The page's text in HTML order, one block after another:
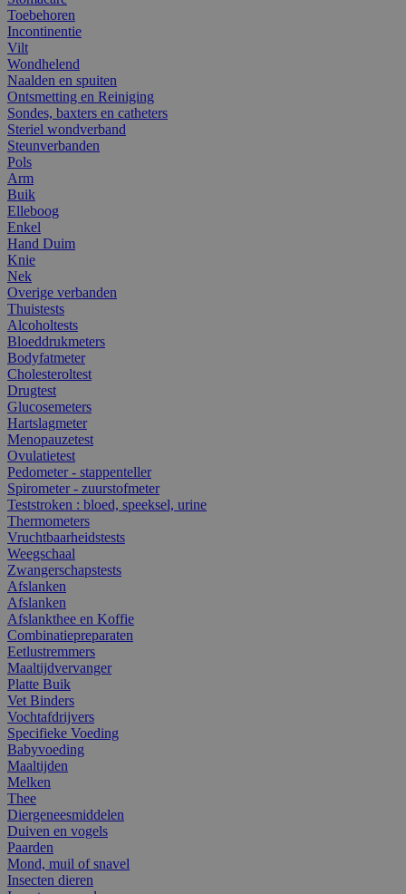
Toebehoren
Incontinentie
Vilt
Wondhelend
Naalden en spuiten
Ontsmetting en Reiniging
Sondes, baxters en catheters
Steriel wondverband
Steunverbanden
Pols
Arm
Buik
Elleboog
Enkel
Hand Duim
Knie
Nek
Overige verbanden
Thuistests
Alcoholtests
Bloeddrukmeters
Bodyfatmeter
Cholesteroltest
Drugtest
Glucosemeters
Hartslagmeter
Menopauzetest
Ovulatietest
Pedometer - stappenteller
Spirometer - zuurstofmeter
Teststroken : bloed, speeksel, urine
Thermometers
Vruchtbaarheidstests
Weegschaal
Zwangerschapstests
Afslanken
Afslanken
Afslankthee en Koffie
Combinatiepreparaten
Eetlustremmers
Maaltijdvervanger
Platte Buik
Vet Binders
Vochtafdrijvers
Specifieke Voeding
Babyvoeding
Maaltijden
Melken
Thee
Diergeneesmiddelen
Duiven en vogels
Paarden
Mond, muil of snavel
Insecten dieren